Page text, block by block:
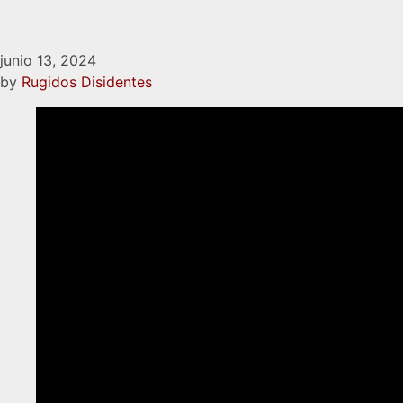
junio 13, 2024
by Rugidos Disidentes